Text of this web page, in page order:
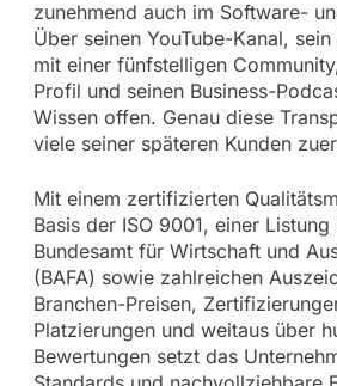
zunehmend auch im Software-
Über seinen YouTube-Kanal,
mit einer fünfstelligen
Profil und seinen Business-
Wissen offen. Genau diese
viele seiner späteren Kunden
Mit einem zertifizierten
Basis der ISO 9001, einer
Bundesamt für Wirtschaft und
(BAFA) sowie zahlreichen
Branchen-Preisen,
Platzierungen und weitaus über
Bewertungen setzt das